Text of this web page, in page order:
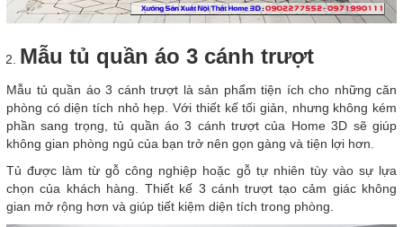
Mẫu tủ quần áo 3 cánh trượt
Mẫu tủ quần áo 3 cánh trượt là sản phẩm tiện ích cho những căn
phòng có diện tích nhỏ hẹp. Với thiết kế tối giản, nhưng không kém
phần sang trọng, tủ quần áo 3 cánh trượt của Home 3D sẽ giúp
không gian phòng ngủ của bạn trở nên gọn gàng và tiện lợi hơn.
Tủ được làm từ gỗ công nghiệp hoặc gỗ tự nhiên tùy vào sự lựa
chọn của khách hàng. Thiết kế 3 cánh trượt tạo cảm giác không
gian mở rộng hơn và giúp tiết kiệm diện tích trong phòng.